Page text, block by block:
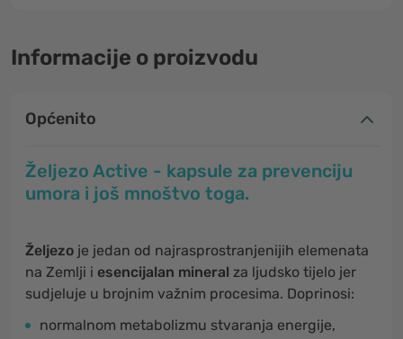
Informacije o proizvodu
Općenito
Željezo Active - kapsule za prevenciju
umora i još mnoštvo toga.
Željezo je jedan od najrasprostranjenijih elemenata
na Zemlji i esencijalan mineral za ljudsko tijelo jer
sudjeluje u brojnim važnim procesima. Doprinosi:
normalnom metabolizmu stvaranja energije,